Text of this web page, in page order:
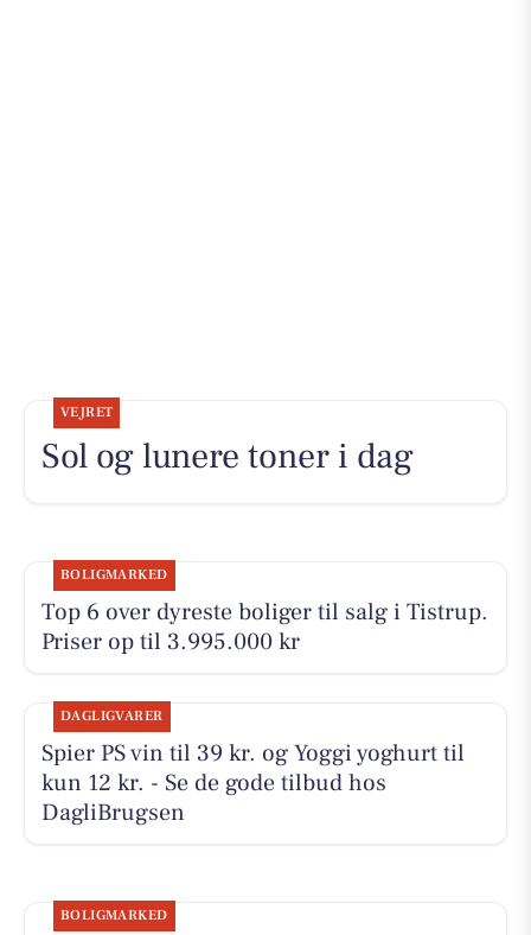
VEJRET
Sol og lunere toner i dag
BOLIGMARKED
Top 6 over dyreste boliger til salg i Tistrup.
Priser op til 3.995.000 kr
DAGLIGVARER
Spier PS vin til 39 kr. og Yoggi yoghurt til
kun 12 kr. - Se de gode tilbud hos
DagliBrugsen
BOLIGMARKED